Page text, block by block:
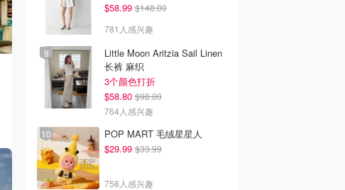
$58.99 $148.00
781人感兴趣
Little Moon Aritzia Sail Linen
长裤 麻织
3个颜色打折
$58.80 $98.00
764人感兴趣
POP MART 毛绒星星人
$29.99 $33.99
758人感兴趣